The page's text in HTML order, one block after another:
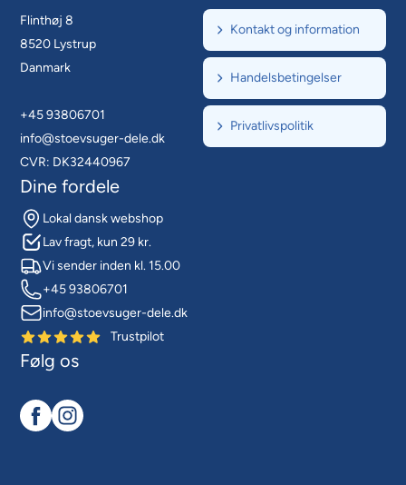
Flinthøj 8
8520 Lystrup
Danmark
+45 93806701
info@stoevsuger-dele.dk
CVR: DK32440967
Kontakt og information
Handelsbetingelser
Privatlivspolitik
Dine fordele
Lokal dansk webshop
Lav fragt, kun 29 kr.
Vi sender inden kl. 15.00
+45 93806701
info@stoevsuger-dele.dk
Trustpilot
Følg os